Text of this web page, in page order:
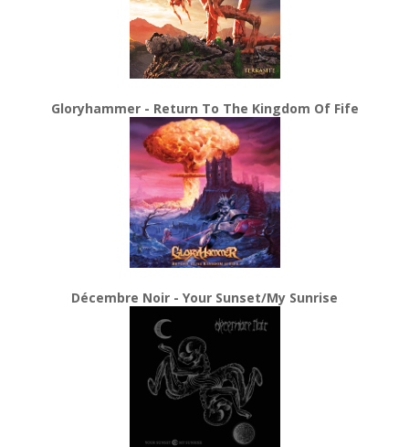
Gloryhammer - Return To The Kingdom Of Fife
Décembre Noir - Your Sunset/My Sunrise